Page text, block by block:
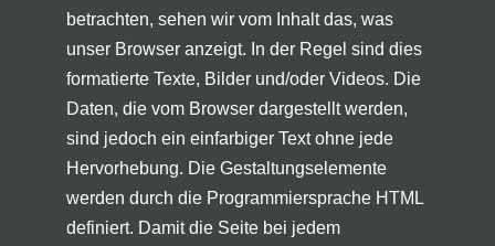
betrachten, sehen wir vom Inhalt das, was
unser Browser anzeigt. In der Regel sind dies
formatierte Texte, Bilder und/oder Videos. Die
Daten, die vom Browser dargestellt werden,
sind jedoch ein einfarbiger Text ohne jede
Hervorhebung. Die Gestaltungselemente
werden durch die Programmiersprache HTML
definiert. Damit die Seite bei jedem